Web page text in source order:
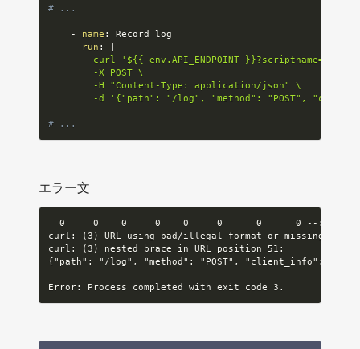
# ...
- name :
Record log
run :
curl '${{ env.API_ENDPOINT }}?scriptname=${{
        -X POST \
        -H "Content-Type: application/json" \
-d '{"path": "/log", "method": "POST",
# ...
エラー文
0     0    0     0    0     0      0      0 --:--
curl: (3) URL using bad/illegal format or missing URL
curl: (3) nested brace in URL position 51:
{"path": "/log", "method": "POST", "client_info":
Error: Process completed with exit code 3.